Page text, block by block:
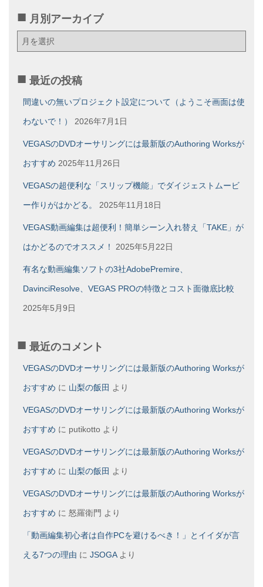
月別アーカイブ
月
別
カ
ブ
最近の投稿
間違いの無いプロジェクト設定について（ようこそ画面は使
わないで！） 2026年7月1日
VEGASのDVDオーサリングには最新版のAuthoring Worksが
おすすめ 2025年11月26日
VEGASの超便利な「スリップ機能」でダイジェストムービ
ー作りがはかどる。 2025年11月18日
VEGAS動画編集は超便利！簡単シーン入れ替え「TAKE」が
はかどるのでオススメ！ 2025年5月22日
有名な動画編集ソフトの3社AdobePremire、
DavinciResolve、VEGAS PROの特徴とコスト面徹底比較
2025年5月9日
最近のコメント
VEGASのDVDオーサリングには最新版のAuthoring Worksが
おすすめ に 山梨の飯田 より
VEGASのDVDオーサリングには最新版のAuthoring Worksが
おすすめ に putikotto より
VEGASのDVDオーサリングには最新版のAuthoring Worksが
おすすめ に 山梨の飯田 より
VEGASのDVDオーサリングには最新版のAuthoring Worksが
おすすめ に 怒羅衛門 より
「動画編集初心者は自作PCを避けるべき！」とイイダが言
える7つの理由 に JSOGAより